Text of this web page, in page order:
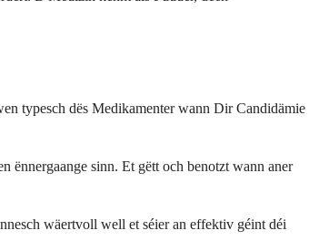
typesch dës Medikamenter wann Dir Candidämie
ënnergaange sinn. Et gëtt och benotzt wann aner
wäertvoll well et séier an effektiv géint déi